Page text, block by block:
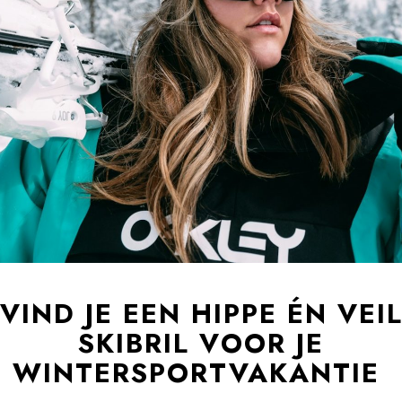
JE EEN HIPPE ÉN
SKIBRIL VOOR JE
WINTERSPORTVAKANTIE